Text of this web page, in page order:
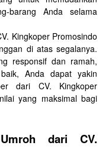
barang Anda selama
Kingkoper Promosindo
di atas segalanya.
responsif dan ramah,
Anda dapat yakin
dari CV. Kingkoper
yang maksimal bagi
dari CV.